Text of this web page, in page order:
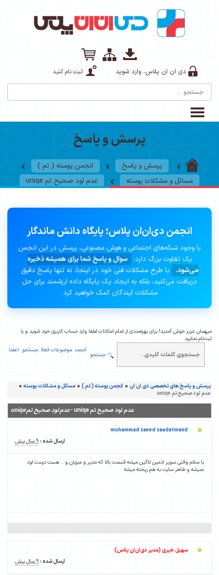
دی ان ان پلاس، وارد شوید ثبت نام کنید
پرسش و پاسخ
پرسش و پاسخ
انجمن پوسته ( تم )
مسائل و مشکلات پوسته
عدم لود صحیح تم uniqe
انجمن دی‌ان‌ان پلاس؛ پایگاه دانش ماندگار
با وجود شبکه‌های اجتماعی و هوش مصنوعی، پرسش در این انجمن
یک تفاوت بزرگ دارد: سوال و پاسخ شما برای همیشه ذخیره
می‌شود.
با طرح مشکلات فنی خود در اینجا، نه تنها پاسخ دقیق
دریافت می‌کنید، بلکه به ایجاد یک پایگاه داده ارزشمند برای حل
مشکلات آیندگان کمک خواهید کرد.
میهمان عزیز خوش آمدید! برای بهره‌مندی از تمام امکانات لطفا وارد حساب کاربری خود شوید و یا
ثبت‌نام نمایید
انجمن موضوعات فعال جستجو اعضا
جستجو
پرسش و پاسخ های تخصصی دی ان ان » انجمن پوسته ( تم ) » مسائل و مشکلات پوسته »
عدم لود صحیح تم uniqe
عدم لود صحیح تم uniqe - عدم لود صحیح تم uniqe
mohammad saeed saadatmand
ارسال شده :9 سال پیش
با سلام وقتی سوپر ادمین لاگین میشه قسمت بالا که مدیر و میزبان و .. هست درست لود
نمیشه و ظاهر سایت به هم ریخته میشه
سهیل خیری (مدیر دی‌ان‌ان پلاس)
ارسال شده :9 سال پیش